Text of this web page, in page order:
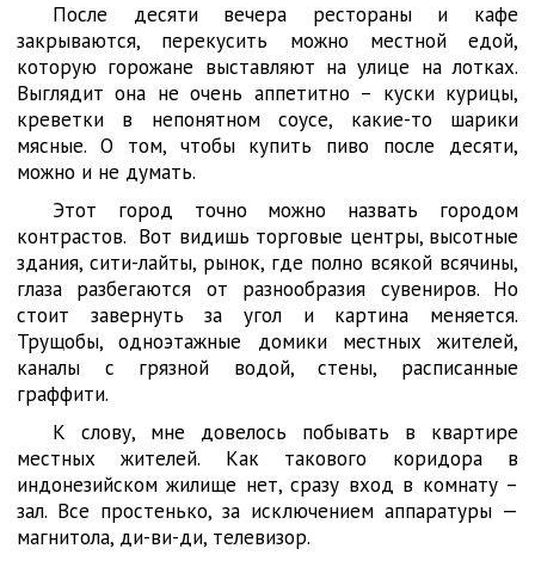
После десяти вечера рестораны и кафе
закрываются, перекусить можно местной едой,
которую горожане выставляют на улице на лотках.
Выглядит она не очень аппетитно – куски курицы,
креветки в непонятном соусе, какие-то шарики
мясные. О том, чтобы купить пиво после десяти,
можно и не думать.
Этот город точно можно назвать городом
контрастов. Вот видишь торговые центры, высотные
здания, сити-лайты, рынок, где полно всякой всячины,
глаза разбегаются от разнообразия сувениров. Но
стоит завернуть за угол и картина меняется.
Трущобы, одноэтажные домики местных жителей,
каналы с грязной водой, стены, расписанные
граффити.
К слову, мне довелось побывать в квартире
местных жителей. Как такового коридора в
индонезийском жилище нет, сразу вход в комнату –
зал. Все простенько, за исключением аппаратуры —
магнитола, ди-ви-ди, телевизор.